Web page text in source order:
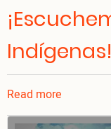
Indígenas!
Read more